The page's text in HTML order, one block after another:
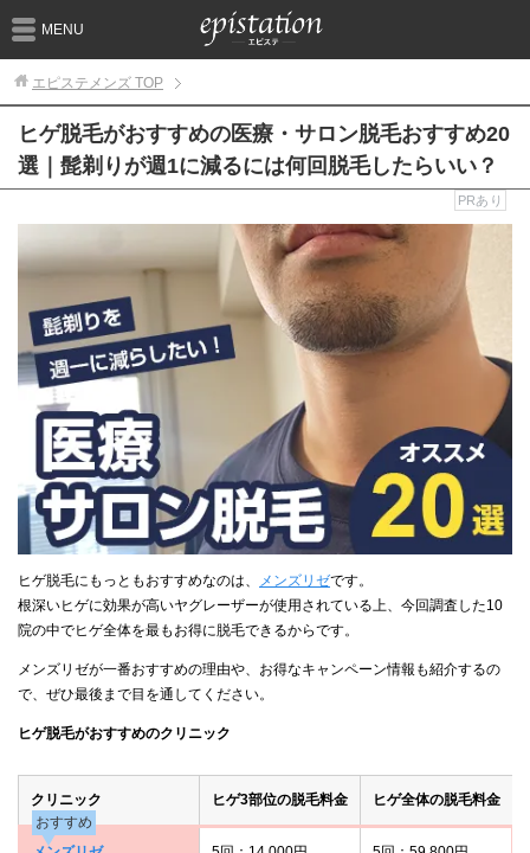
MENU
エピステメンズ TOP
ヒゲ脱毛がおすすめの医療・サロン脱毛おすすめ20
選｜髭剃りが週1に減るには何回脱毛したらいい？
PRあり
ヒゲ脱毛にもっともおすすめなのは、 メンズリゼです。
根深いヒゲに効果が高いヤグレーザーが使用されている上、今回調査した10
院の中でヒゲ全体を最もお得に脱毛できるからです。
メンズリゼが一番おすすめの理由や、お得なキャンペーン情報も紹介するの
で、ぜひ最後まで目を通してください。
ヒゲ脱毛がおすすめのクリニック
クリニック ヒゲ3部位の脱毛料金
ヒゲ全体の脱毛料金
おすすめ